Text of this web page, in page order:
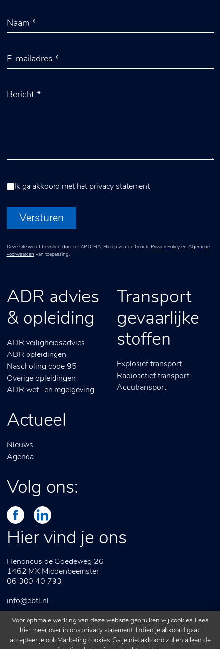
Voor optimale werking van deze website gebruiken wij cookies. Lees
hier meer over in ons privacy statement. Indien je akkoord gaat,
accepteer je ook Marketing cookies. Ga je niet akkoord zullen alleen de
Ik ga akkoord met het privacy statement
Versturen
Deze site wordt beveiligd door reCAPTCHA. Hierop zijn de Google Privacy Policyen Algemene
voorwaarden van toepassing.
ADR advies
& opleiding
ADR veiligheidsadvies
ADR opleidingen
Nascholing code 95
Overige opleidingen
ADR wet- en regelgeving
Transport
gevaarlijke
stoffen
Explosief transport
Radioactief transport
Accutransport
Actueel
Nieuws
Agenda
Volg ons:
Hier vind je ons
Hendricus de Goedeweg 26
1462 MX Middenbeemster
06 300 40 793
info@ebtl.nl
Algemene voorwaarden Webdesign dooripsis